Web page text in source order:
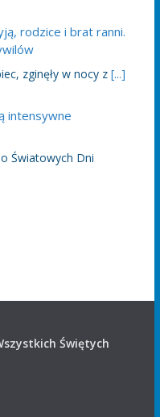
rodzice i brat ranni.
zginęły w nocy z [...]
intensywne
Światowych Dni
Świętych